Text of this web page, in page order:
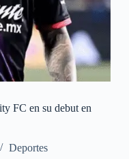
FC en su debut en
Deportes